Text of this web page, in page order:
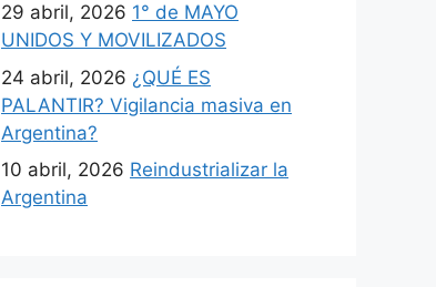
29 abril, 2026 1° de MAYO
UNIDOS Y MOVILIZADOS
24 abril, 2026 ¿QUÉ ES
PALANTIR? Vigilancia masiva en
Argentina?
10 abril, 2026 Reindustrializar la
Argentina